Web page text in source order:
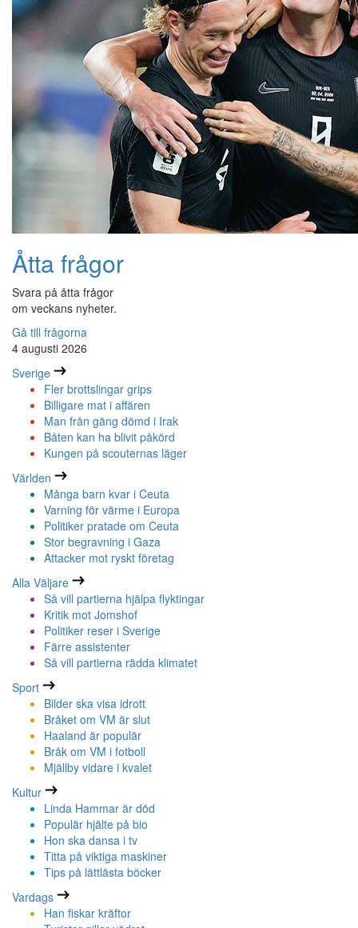
Åtta frågor
Svara på åtta frågor
om veckans nyheter.
Gå till frågorna
4 augusti 2026
Sverige
Fler brottslingar grips
Billigare mat i affären
Man från gäng dömd i Irak
Båten kan ha blivit påkörd
Kungen på scouternas läger
Världen
Många barn kvar i Ceuta
Varning för värme i Europa
Politiker pratade om Ceuta
Stor begravning i Gaza
Attacker mot ryskt företag
Alla Väljare
Så vill partierna hjälpa flyktingar
Kritik mot Jomshof
Politiker reser i Sverige
Färre assistenter
Så vill partierna rädda klimatet
Sport
Bilder ska visa idrott
Bråket om VM är slut
Haaland är populär
Bråk om VM i fotboll
Mjällby vidare i kvalet
Kultur
Linda Hammar är död
Populär hjälte på bio
Hon ska dansa i tv
Titta på viktiga maskiner
Tips på lättlästa böcker
Vardags
Han fiskar kräftor